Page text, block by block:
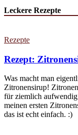
Leckere Rezepte
Rezepte
Rezept:
Was macht man
Zitronensirup!
für ziemlich
meinen ersten
das ist echt einfach. :)